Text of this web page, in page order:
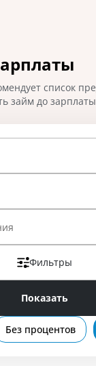
список
займ до
На
со ставкой от
Фильтры
Показать
Без процентов